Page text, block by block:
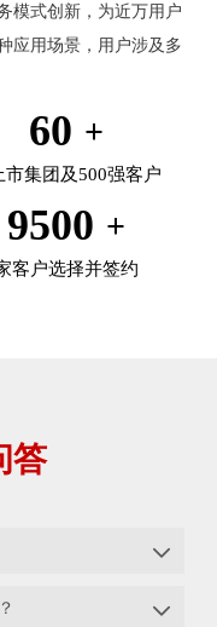
模式创新，为近万用户
应用场景，用户涉及多
60
市集团及500强客户
9500
客户选择并签约
答

